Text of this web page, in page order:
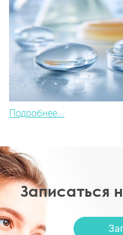
Подробнее...
Записаться